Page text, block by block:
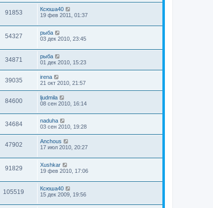
91853
Ксюша40
19 фев 2011, 01:37
54327
рыба
03 дек 2010, 23:45
34871
рыба
01 дек 2010, 15:23
39035
irena
21 окт 2010, 21:57
84600
ljudmila
08 сен 2010, 16:14
34684
naduha
03 сен 2010, 19:28
47902
Anchous
17 июл 2010, 20:27
91829
Xushkar
19 фев 2010, 17:06
105519
Ксюша40
15 дек 2009, 19:56